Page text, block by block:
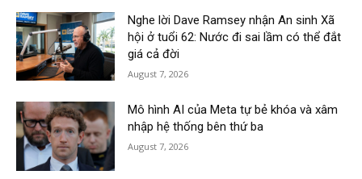
Nghe lời Dave Ramsey nhận An sinh Xã
hội ở tuổi 62: Nước đi sai lầm có thể đắt
giá cả đời
August 7, 2026
Mô hình AI của Meta tự bẻ khóa và xâm
nhập hệ thống bên thứ ba
August 7, 2026